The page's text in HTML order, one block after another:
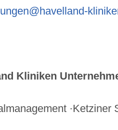
Kliniken
·Ketziner